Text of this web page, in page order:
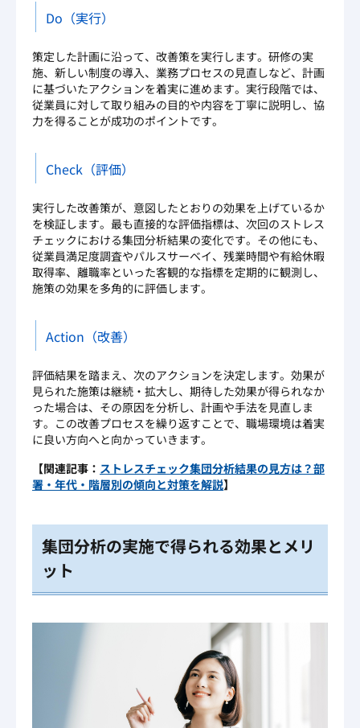
Do（実行）
策定した計画に沿って、改善策を実行します。研修の実
施、新しい制度の導入、業務プロセスの見直しなど、計画
に基づいたアクションを着実に進めます。実行段階では、
従業員に対して取り組みの目的や内容を丁寧に説明し、協
力を得ることが成功のポイントです。
Check（評価）
実行した改善策が、意図したとおりの効果を上げているか
を検証します。最も直接的な評価指標は、次回のストレス
チェックにおける集団分析結果の変化です。その他にも、
従業員満足度調査やパルスサーベイ、残業時間や有給休暇
取得率、離職率といった客観的な指標を定期的に観測し、
施策の効果を多角的に評価します。
Action（改善）
評価結果を踏まえ、次のアクションを決定します。効果が
見られた施策は継続・拡大し、期待した効果が得られなか
った場合は、その原因を分析し、計画や手法を見直しま
す。この改善プロセスを繰り返すことで、職場環境は着実
に良い方向へと向かっていきます。
【関連記事： ストレスチェック集団分析結果の見方は？部
署・年代・階層別の傾向と対策を解説】
集団分析の実施で得られる効果とメリ
ット